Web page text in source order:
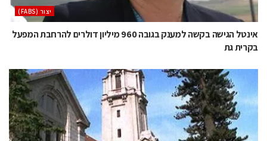
‫יצור (‪(FABS‬‬
אינטל הגישה בקשה למענק בגובה 960 מיליון דולרים להרחבת המפעל
בקרית גת